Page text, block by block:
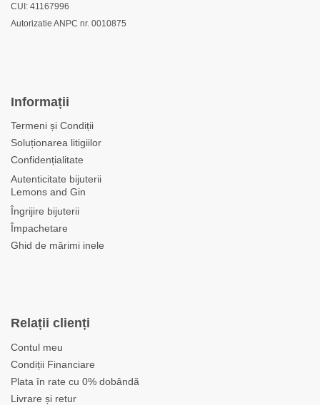
CUI: 41167996
Autorizatie ANPC nr. 0010875
Informații
Termeni și Condiții
Soluționarea litigiilor
Confidențialitate
Autenticitate bijuterii
Lemons and Gin
Îngrijire bijuterii
Împachetare
Ghid de mărimi inele
Relații clienți
Contul meu
Condiții Financiare
Plata în rate cu 0% dobândă
Livrare și retur